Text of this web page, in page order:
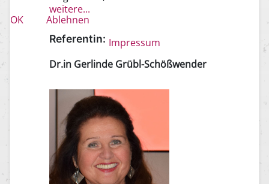
weitere...
Referentin:
Dr.in Gerlinde Grübl-Schößwender
OK
Ablehnen
Impressum